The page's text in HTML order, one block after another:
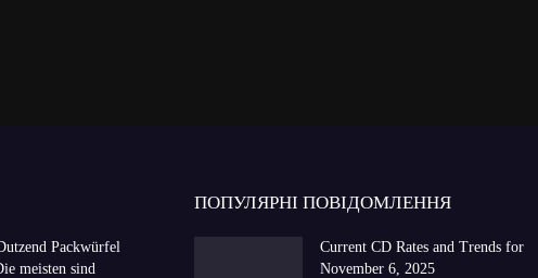
Packwürfel
meisten sind
ПОПУЛЯРНІ ПОВІДОМЛЕННЯ
Current CD Rates and Trends for
November 6, 2025